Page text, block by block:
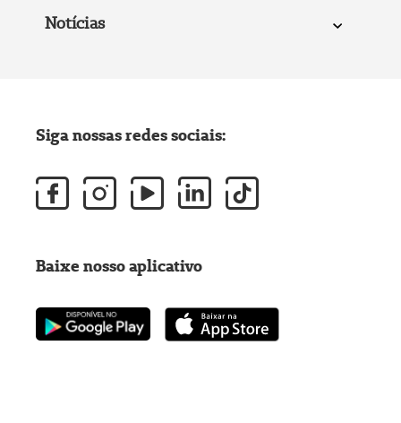
Notícias
Siga nossas redes sociais:
Baixe nosso aplicativo